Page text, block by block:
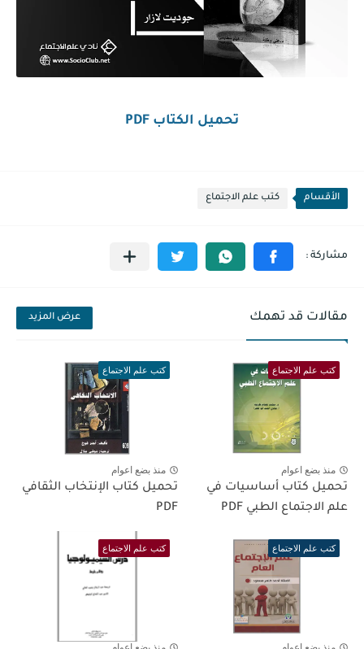
تحميل الكتاب PDF
الأقسام كتب علم الاجتماع
مقالات قد تهمك عرض المزيد
كتب علم الاجتماع
منذ بضع اعوام
تحميل كتاب أساسيات في
علم الاجتماع الطبي PDF
كتب علم الاجتماع
منذ بضع اعوام
تحميل كتاب الإنتخاب الثقافي
PDF
كتب علم الاجتماع كتب علم الاجتماع